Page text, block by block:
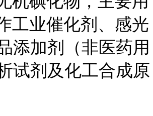
工业催化剂、感光
添加剂（非医药用
试剂及化工合成原